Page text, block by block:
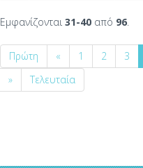
Εμφανίζονται 31-40 από 96.
Πρώτη « 1 2 3
»
Τελευταία